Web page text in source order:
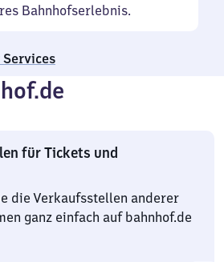
Bahnhofserlebnis.
für Tickets und
die Verkaufsstellen anderer
ganz einfach auf bahnhof.de